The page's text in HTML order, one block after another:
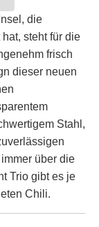
die
steht für die
frisch
dieser neuen
Stahl,
über die
Trio gibt es je
Chili.